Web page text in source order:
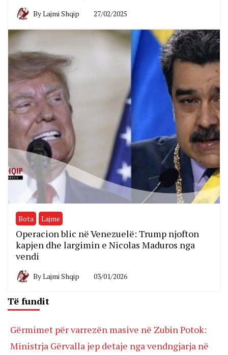
ByLajmi Shqip 27/02/2025
Bota Lajme
Operacion blic në Venezuelë: Trump njofton
kapjen dhe largimin e Nicolas Maduros nga
vendi
ByLajmi Shqip 03/01/2026
Të fundit
Gërmimet për varrezën masive në Zubin Potok:
Ministrja Gërvalla jep detaje nga vendngjarja në